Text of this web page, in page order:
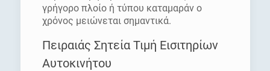
γρήγορο πλοίο ή τύπου καταμαράν ο
χρόνος μειώνεται σημαντικά.
Πειραιάς Σητεία Τιμή Εισιτηρίων
Αυτοκινήτου